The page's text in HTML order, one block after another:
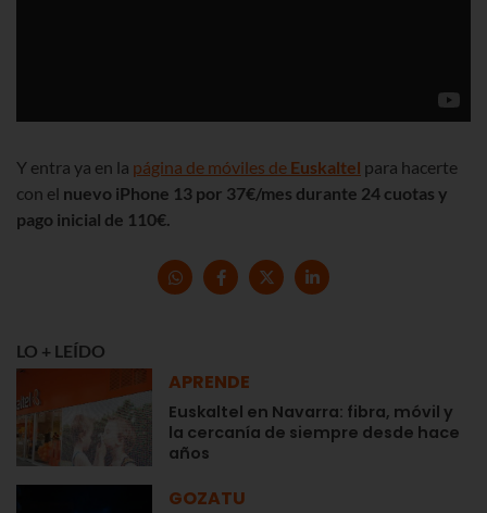
Y entra ya en la página de móviles de Euskaltel para hacerte
con el nuevo iPhone 13 por 37€/mes durante 24 cuotas y
pago inicial de 110€.
LO + LEÍDO
APRENDE
Euskaltel en Navarra: fibra, móvil y
la cercanía de siempre desde hace
años
GOZATU